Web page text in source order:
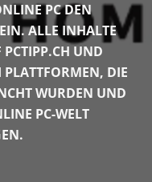
PC DEN
ALLE INHALTE
UND
PLATTFORMEN, DIE
WURDEN UND
PC-WELT